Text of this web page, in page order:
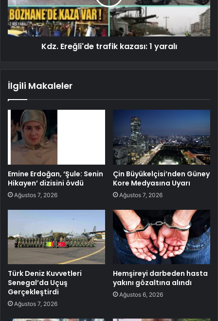
Kdz. Ereğli'de trafik kazası: 1 yaralı
İlgili Makaleler
Emine Erdoğan, ‘Şule: Senin
Hikayen’ dizisini övdü
Ağustos 7, 2026
Çin Büyükelçisi’nden Güney
Kore Medyasına Uyarı
Ağustos 7, 2026
Türk Deniz Kuvvetleri
Senegal’da Uçuş
Gerçekleştirdi
Ağustos 7, 2026
Hemşireyi darbeden hasta
yakını gözaltına alındı
Ağustos 6, 2026